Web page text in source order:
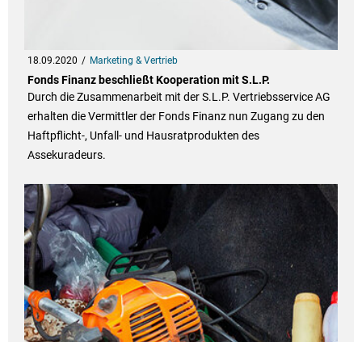
18.09.2020 Marketing & Vertrieb
Fonds Finanz beschließt Kooperation mit S.L.P.
Durch die Zusammenarbeit mit der S.L.P. Vertriebsservice AG
erhalten die Vermittler der Fonds Finanz nun Zugang zu den
Haftpflicht-, Unfall- und Hausratprodukten des
Assekuradeurs.